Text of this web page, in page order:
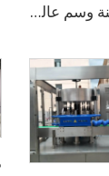
ماكينة وسم عالية السرعة بسرعة 12000 زجاجة في الساعة باستخدام ملصقات لاصقة ذائبة حرارياً من نوع OPP